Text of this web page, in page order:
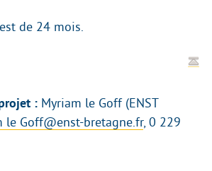
de 24 mois.
: Myriam le Goff (ENST
le Goff@enst-bretagne.fr, 0 229